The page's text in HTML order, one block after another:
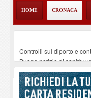
HOME CRONACA
Controlli sul diporto e
Buone notizie di sanità:
Altiero Spinelli e Ursula
Capoliveri, potenziata la
Marina di Campo tra i